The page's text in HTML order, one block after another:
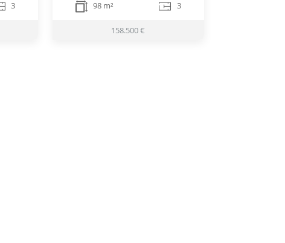
3 98 m² 3
158.500 €